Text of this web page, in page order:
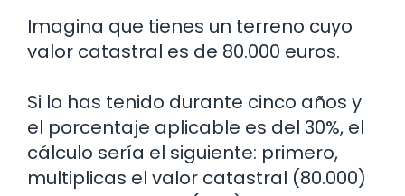
Imagina que tienes un terreno cuyo
valor catastral es de 80.000 euros.
Si lo has tenido durante cinco años y
el porcentaje aplicable es del 30%, el
cálculo sería el siguiente: primero,
multiplicas el valor catastral (80.000)